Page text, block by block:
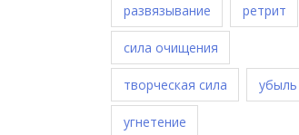
развязывание ретрит
сила очищения
творческая сила убыль
угнетение